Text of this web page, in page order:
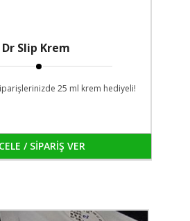
Dr Slip Krem
25 ml krem hediyeli!
/ SİPARİŞ VER